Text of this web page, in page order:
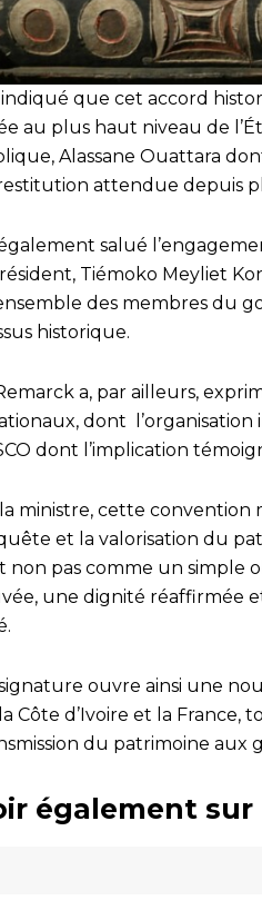
indiqué que cet accord
au plus haut niveau de
Alassane Ouattara
attendue depuis
salué
Tiémoko Meyliet
des membres du
historique.
a, par ailleurs,
dont
dont l’implication
ministre, cette convention
et la valorisation du
non pas comme un simple
une dignité réaffirmée
ouvre ainsi une
Côte d’Ivoire et la
du patrimoine aux
également sur